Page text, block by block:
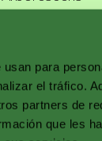
para
el tráfico.
partners de
que les